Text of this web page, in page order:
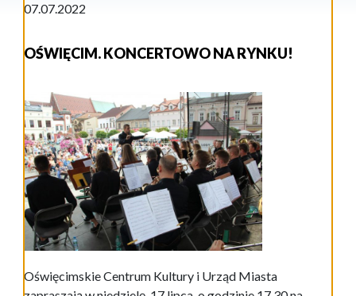
07.07.2022
OŚWIĘCIM. KONCERTOWO NA RYNKU!
Oświęcimskie Centrum Kultury i Urząd Miasta